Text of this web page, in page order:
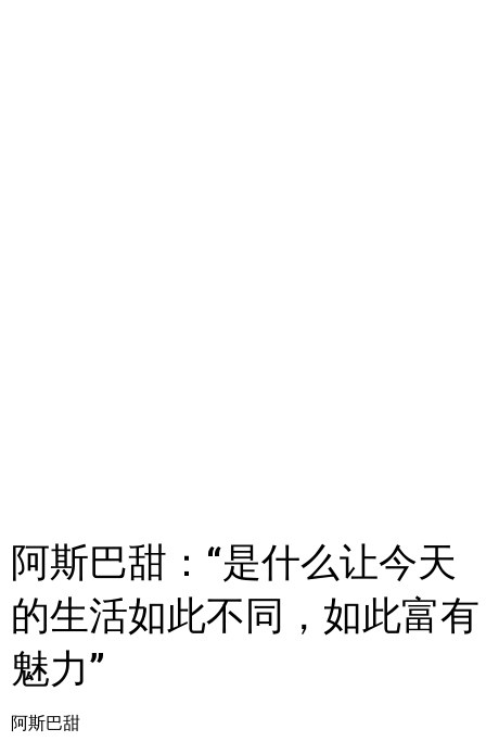
阿斯巴甜：“是什么让今天
的生活如此不同，如此富有
魅力”
阿斯巴甜